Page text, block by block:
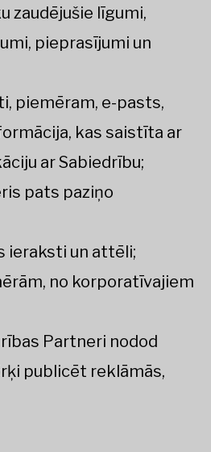
zaudējušie līgumi,
pieprasījumi un
piemēram, e-pasts,
kas saistīta ar
ar Sabiedrību;
pats paziņo
ieraksti un attēli;
no korporatīvajiem
Partneri nodod
publicēt reklāmās,